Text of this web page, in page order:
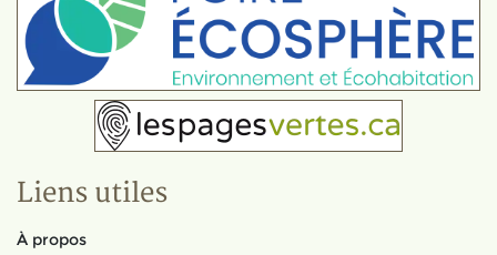
Liens utiles
À propos